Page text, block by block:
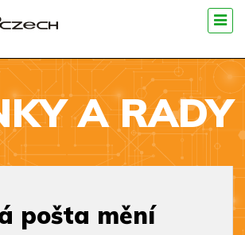
A RADY
pošta mění